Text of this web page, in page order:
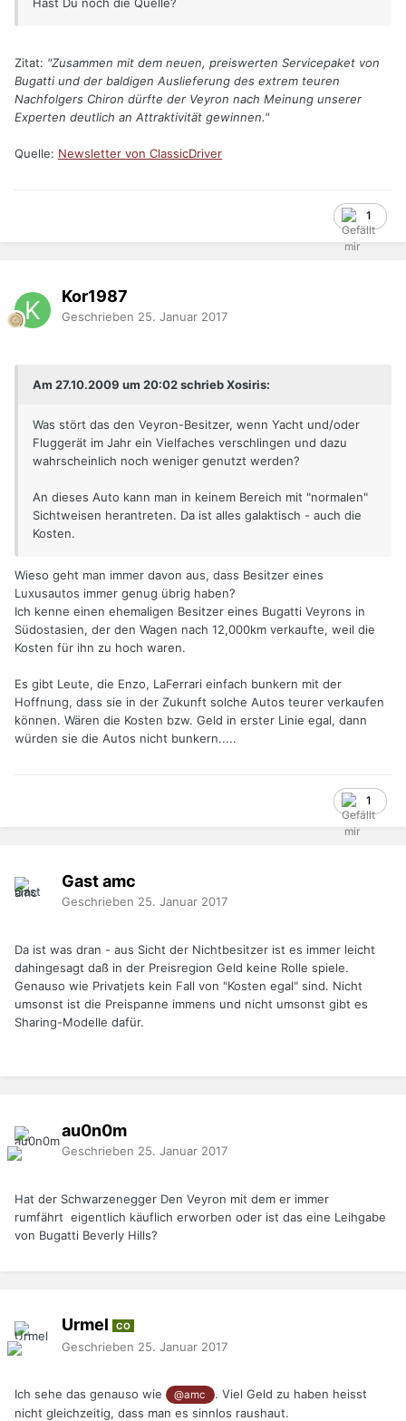
Zitat: "Zusammen mit dem neuen, preiswerten Servicepaket von
Bugatti und der baldigen Auslieferung des extrem teuren
Nachfolgers Chiron dürfte der Veyron nach Meinung unserer
Experten deutlich an Attraktivität gewinnen."
Quelle: Newsletter von ClassicDriver
1
Kor1987
Geschrieben 25. Januar 2017
Am 27.10.2009 um 20:02 schrieb Xosiris:
Was stört das den Veyron-Besitzer, wenn Yacht und/oder
Fluggerät im Jahr ein Vielfaches verschlingen und dazu
wahrscheinlich noch weniger genutzt werden?
An dieses Auto kann man in keinem Bereich mit "normalen"
Sichtweisen herantreten. Da ist alles galaktisch - auch die
Kosten.
Wieso geht man immer davon aus, dass Besitzer eines
Luxusautos immer genug übrig haben?
Ich kenne einen ehemaligen Besitzer eines Bugatti Veyrons in
Südostasien, der den Wagen nach 12,000km verkaufte, weil die
Kosten für ihn zu hoch waren.
Es gibt Leute, die Enzo, LaFerrari einfach bunkern mit der
Hoffnung, dass sie in der Zukunft solche Autos teurer verkaufen
können. Wären die Kosten bzw. Geld in erster Linie egal, dann
würden sie die Autos nicht bunkern.....
1
Gast amc
Geschrieben 25. Januar 2017
Da ist was dran - aus Sicht der Nichtbesitzer ist es immer leicht
dahingesagt daß in der Preisregion Geld keine Rolle spiele.
Genauso wie Privatjets kein Fall von "Kosten egal" sind. Nicht
umsonst ist die Preispanne immens und nicht umsonst gibt es
Sharing-Modelle dafür.
au0n0m
Geschrieben 25. Januar 2017
Hat der Schwarzenegger Den Veyron mit dem er immer
rumfährt eigentlich käuflich erworben oder ist das eine Leihgabe
von Bugatti Beverly Hills?
Urmel CO
Geschrieben 25. Januar 2017
Ich sehe das genauso wie @amc
. Viel Geld zu haben heisst
nicht gleichzeitig, dass man es sinnlos raushaut.